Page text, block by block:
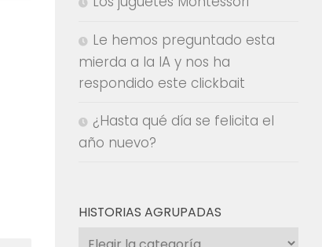
Le hemos preguntado esta
mierda a la IA y nos ha
respondido este clickbait
¿Hasta qué día se felicita el
año nuevo?
HISTORIAS AGRUPADAS
Historias